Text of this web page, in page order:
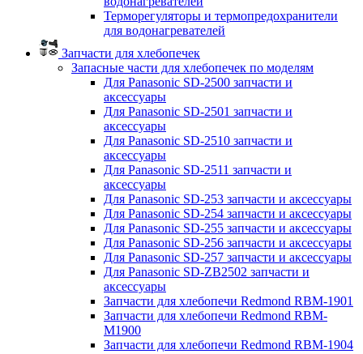
Терморегуляторы и термопредохранители
для водонагревателей
Запчасти для хлебопечек
Запасные части для хлебопечек по моделям
Для Panasonic SD-2500 запчасти и
аксессуары
Для Panasonic SD-2501 запчасти и
аксессуары
Для Panasonic SD-2510 запчасти и
аксессуары
Для Panasonic SD-2511 запчасти и
аксессуары
Для Panasonic SD-253 запчасти и аксессуары
Для Panasonic SD-254 запчасти и аксессуары
Для Panasonic SD-255 запчасти и аксессуары
Для Panasonic SD-256 запчасти и аксессуары
Для Panasonic SD-257 запчасти и аксессуары
Для Panasonic SD-ZB2502 запчасти и
аксессуары
Запчасти для хлебопечи Redmond RBM-1901
Запчасти для хлебопечи Redmond RBM-
M1900
Запчасти для хлебопечи Redmond RBM-1904